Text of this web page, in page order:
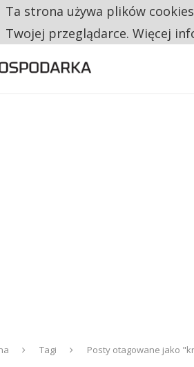
CO TRZECIĄ ZŁOTÓWKĘ Z EMERYTURY
Tagi Posty otagowane jako
Ta strona używa plików
Twojej przeglądarce. Więcej